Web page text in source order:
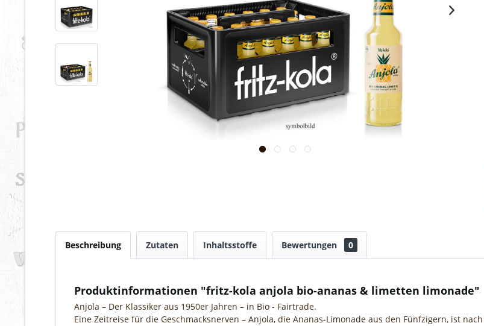
Beschreibung Zutaten Inhaltsstoffe Bewertungen 0
Produktinformationen "fritz-kola anjola bio-ananas & limetten limonade"
Anjola – Der Klassiker aus 1950er Jahren – in Bio - Fairtrade.
Eine Zeitreise für die Geschmacksnerven – Anjola, die Ananas-Limonade aus den Fünfzigern, ist